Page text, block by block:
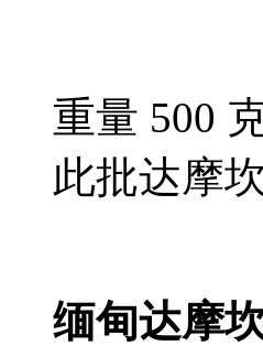
重量 500
此批达摩
缅甸达摩